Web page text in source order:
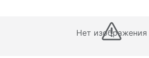
Нет изображения